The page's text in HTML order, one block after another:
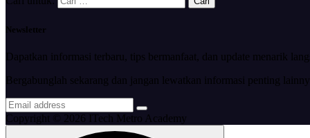
Newsletter
Dapatkan informasi terbaru, tips bermanfaat, dan update menarik
Bergabunglah sekarang dan jangan lewatkan informasi penting
Copyright © 2026 ITech Metro Academy